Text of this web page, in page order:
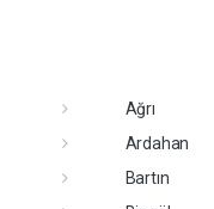
Ağrı
Ardahan
Bartın